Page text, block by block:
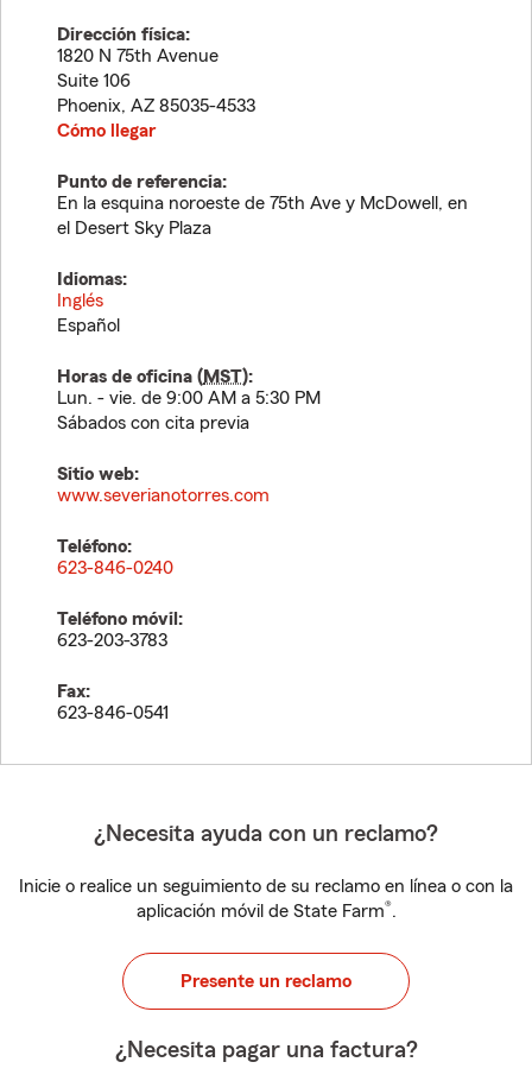
Dirección física:
1820 N 75th Avenue
Suite 106
Phoenix, AZ 85035-4533
Cómo llegar
Punto de referencia:
En la esquina noroeste de 75th Ave y McDowell, en
el Desert Sky Plaza
Idiomas:
Inglés
Español
Horas de oficina (MST):
Lun. - vie. de 9:00 AM a 5:30 PM
Sábados con cita previa
Sitio web:
www.severianotorres.com
Teléfono:
623-846-0240
Teléfono móvil:
623-203-3783
Fax:
623-846-0541
¿Necesita ayuda con un reclamo?
Inicie o realice un seguimiento de su reclamo en línea o con la
aplicación móvil de State Farm®.
Presente un reclamo
¿Necesita pagar una factura?